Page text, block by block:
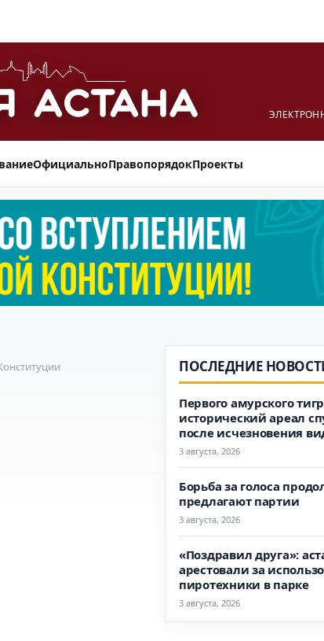
ОфициальноПравопорядокПроекты
ПОСЛЕДНИЕ
Первого амурского
исторический ареал
после исчезновения
3 августа, 2026
Борьба за голоса
предлагают партии
3 августа, 2026
«Поздравил друга»:
арестовали за
пиротехники в парке
3 августа, 2026